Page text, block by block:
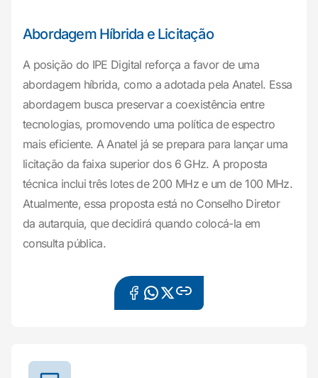
Abordagem Híbrida e Licitação
A posição do IPE Digital reforça a favor de uma
abordagem híbrida, como a adotada pela Anatel. Essa
abordagem busca preservar a coexistência entre
tecnologias, promovendo uma política de espectro
mais eficiente. A Anatel já se prepara para lançar uma
licitação da faixa superior dos 6 GHz. A proposta
técnica inclui três lotes de 200 MHz e um de 100 MHz.
Atualmente, essa proposta está no Conselho Diretor
da autarquia, que decidirá quando colocá-la em
consulta pública.